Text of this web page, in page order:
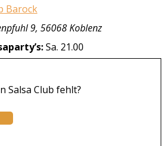
Barock
9, 56068 Koblenz
Sa. 21.00
Salsa Club fehlt?